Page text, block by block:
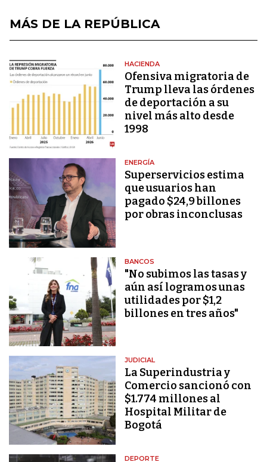
MÁS DE LA REPÚBLICA
HACIENDA
Ofensiva migratoria de
Trump lleva las órdenes
de deportación a su
nivel más alto desde
1998
ENERGÍA
Superservicios estima
que usuarios han
pagado $24,9 billones
por obras inconclusas
BANCOS
"No subimos las tasas y
aún así logramos unas
utilidades por $1,2
billones en tres años"
JUDICIAL
La Superindustria y
Comercio sancionó con
$1.774 millones al
Hospital Militar de
Bogotá
DEPORTE